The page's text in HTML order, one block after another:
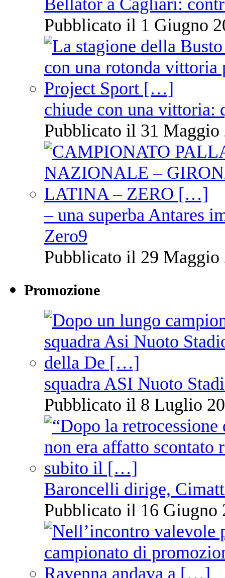
Pubblicato il 1 Giugno
chiude con una vittoria:
Pubblicato il 31 Maggio
– una superba Antares
Zero9
Pubblicato il 29 Maggio
Promozione
squadra ASI Nuoto
Pubblicato il 8 Luglio
Baroncelli dirige,
Pubblicato il 16 Giugno